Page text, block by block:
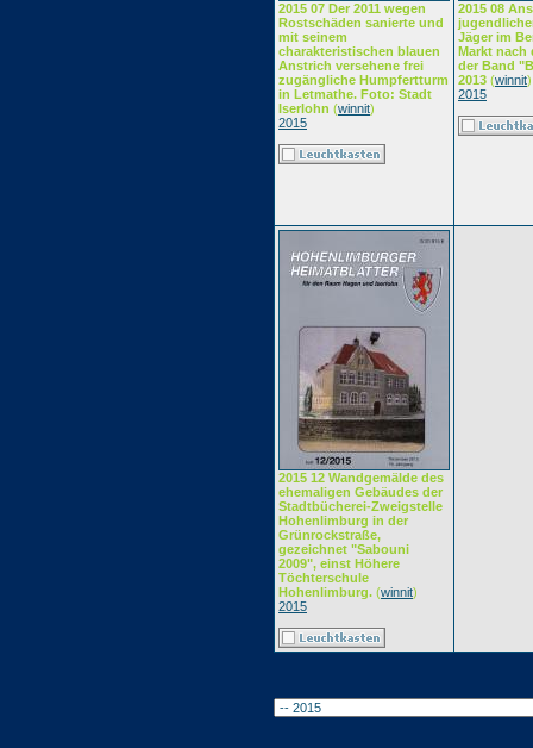
2015 07 Der 2011 wegen
Rostschäden sanierte und
mit seinem
charakteristischen blauen
Anstrich versehene frei
zugängliche Humpfertturm
in Letmathe. Foto: Stadt
Iserlohn (winnit)
2015
2015 08
Jäger im
Markt nach
der Band
2013 (winnit)
2015
2015 12 Wandgemälde des
ehemaligen Gebäudes der
Stadtbücherei-Zweigstelle
Hohenlimburg in der
Grünrockstraße,
gezeichnet "Sabouni
2009", einst Höhere
Töchterschule
Hohenlimburg. (winnit)
2015